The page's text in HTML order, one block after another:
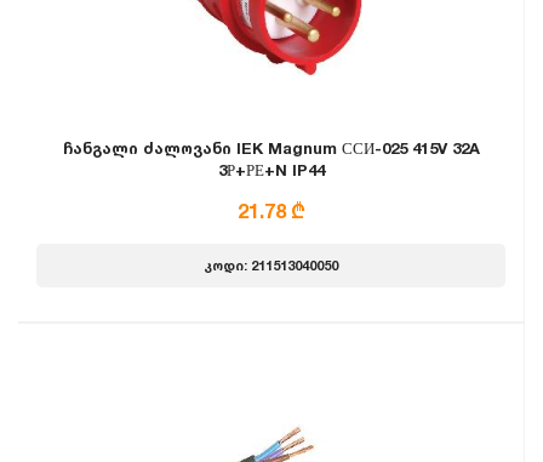
ჩანგალი ძალოვანი IEK Magnum ССИ-025 415V 32A
3Р+РЕ+N IP44
21.78 ₾
კოდი: 211513040050